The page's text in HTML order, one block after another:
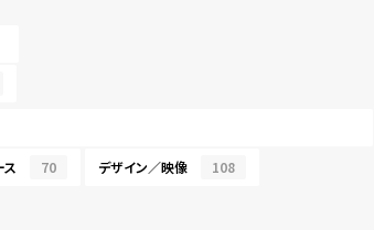
70 デザイン／映像 108